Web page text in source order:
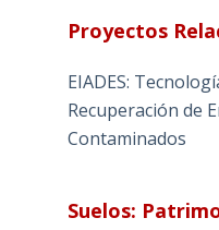
Proyectos
EIADES:
Recuperación de
Contaminados
Suelos: